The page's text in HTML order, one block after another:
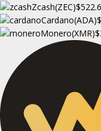
Zcash(ZEC)
Cardano(ADA)
Monero(XMR)